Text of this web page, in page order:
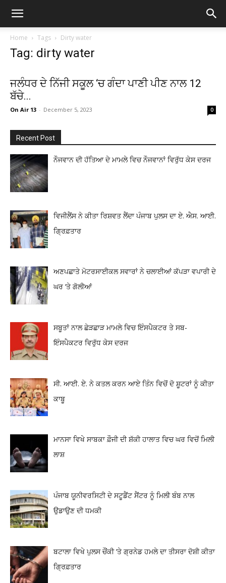
Home Tags Dirty water
Tag: dirty water
ਜਲੰਧਰ ਦੇ ਨਿੱਜੀ ਸਕੂਲ ‘ਚ ਗੰਦਾ ਪਾਣੀ ਪੀਣ ਨਾਲ 12
ਬੱਚੇ...
On Air 13 - December 5, 2023 0
Recent Post
ਨੌਜਵਾਨ ਦੀ ਹੱਤਿਆ ਦੇ ਮਾਮਲੇ ਵਿਚ ਨੌਜਵਾਨਾਂ ਵਿਰੁੱਧ ਕੇਸ ਦਰਜ
ਵਿਜੀਲੈਂਸ ਨੇ ਕੀਤਾ ਰਿਸ਼ਵਤ ਲੈਂਦਾ ਪੰਜਾਬ ਪੁਲਸ ਦਾ ਏ. ਐਸ. ਆਈ.
ਗ੍ਰਿਫ਼ਤਾਰ
ਅਣਪਛਾਤੇ ਮੋਟਰਸਾਈਕਲ ਸਵਾਰਾਂ ਨੇ ਚਲਾਈਆਂ ਕੱਪੜਾ ਵਪਾਰੀ ਦੇ
ਘਰ ‘ਤੇ ਗੋਲੀਆਂ
ਸਬੂਤਾਂ ਨਾਲ ਛੇੜਛਾੜ ਮਾਮਲੇ ਵਿਚ ਇੰਸਪੈਕਟਰ ਤੇ ਸਬ-
ਇੰਸਪੈਕਟਰ ਵਿਰੁੱਧ ਕੇਸ ਦਰਜ
ਸੀ. ਆਈ. ਏ. ਨੇ ਕਤਲ ਕਰਨ ਆਏ ਤਿੰਨ ਵਿਚੋਂ ਦੋ ਸ਼ੂਟਰਾਂ ਨੂੰ ਕੀਤਾ
ਕਾਬੂ
ਮਾਨਸਾ ਵਿਖੇ ਸਾਬਕਾ ਫ਼ੌਜੀ ਦੀ ਸ਼ੱਕੀ ਹਾਲਾਤ ਵਿਚ ਘਰ ਵਿਚੋਂ ਮਿਲੀ
ਲਾਸ਼
ਪੰਜਾਬ ਯੂਨੀਵਰਸਿਟੀ ਦੇ ਸਟੂਡੈਂਟ ਸੈਂਟਰ ਨੂੰ ਮਿਲੀ ਬੰਬ ਨਾਲ
ਉਡਾਉਣ ਦੀ ਧਮਕੀ
ਬਟਾਲਾ ਵਿਖੇ ਪੁਲਸ ਚੌਂਕੀ ‘ਤੇ ਗ੍ਰਨੇਡ ਹਮਲੇ ਦਾ ਤੀਸਰਾ ਦੋਸ਼ੀ ਕੀਤਾ
ਗ੍ਰਿਫ਼ਤਾਰ